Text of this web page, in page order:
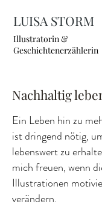
LUISA STORM
Illustratorin &
Geschichtenerzählerin
Nachhaltig
Ein Leben hin zu
ist dringend nötig,
lebenswert zu
mich freuen, wenn
Illustrationen
verändern.